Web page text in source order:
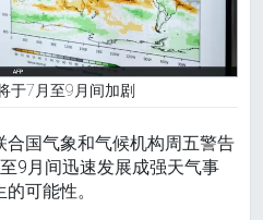
于7月至9月间加剧
合国气象和气候机构周五警告
9月间迅速发展成强天气事
可能性。